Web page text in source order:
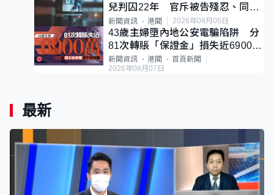
兒判囚22年 官斥被告殘忍、同類
案最惡劣
新聞資訊 港聞 2026年08月05日
43歲主婦墮內地公安電騙陷阱 分
81次轉賬「保證金」損失近6900萬
元
新聞資訊 港聞
首頁新聞
2026年08月07日
最新